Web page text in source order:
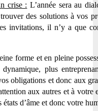
crise : L’année sera au
des solutions à vos
invitations, il n’y a que
forme et en pleine
plus
obligations et donc aux
aux autres et à votre
d’âme et donc votre